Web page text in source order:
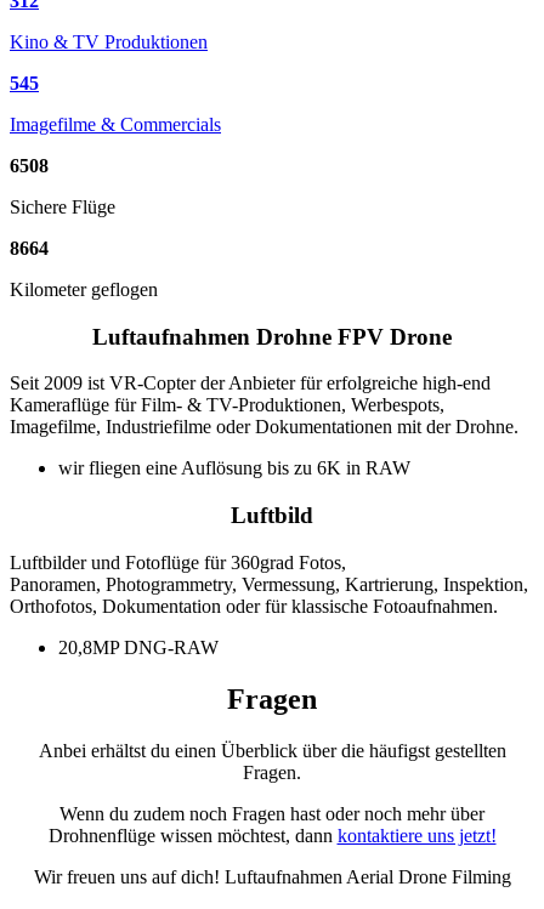
Kino & TV Produktionen
545
Imagefilme & Commercials
6508
Sichere Flüge
8664
Kilometer geflogen
Luftaufnahmen Drohne FPV Drone
Seit 2009 ist VR-Copter der Anbieter für erfolgreiche high-end
Kameraflüge für Film- & TV-Produktionen, Werbespots,
Imagefilme, Industriefilme oder Dokumentationen mit der Drohne.
wir fliegen eine Auflösung bis zu 6K in RAW
Luftbild
Luftbilder und Fotoflüge für 360grad Fotos,
Panoramen, Photogrammetry, Vermessung, Kartrierung, Inspektion,
Orthofotos, Dokumentation oder für klassische Fotoaufnahmen.
20,8MP DNG-RAW
Fragen
Anbei erhältst du einen Überblick über die häufigst gestellten
Fragen.
Wenn du zudem noch Fragen hast oder noch mehr über
Drohnenflüge wissen möchtest, dann kontaktiere uns jetzt!
Wir freuen uns auf dich! Luftaufnahmen Aerial Drone Filming